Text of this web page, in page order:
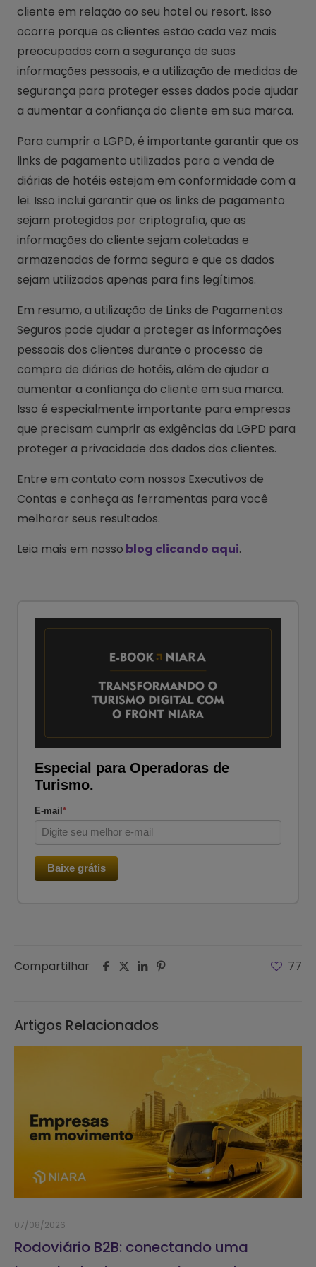
cliente em relação ao seu hotel ou resort. Isso
ocorre porque os clientes estão cada vez mais
preocupados com a segurança de suas
informações pessoais, e a utilização de medidas de
segurança para proteger esses dados pode ajudar
a aumentar a confiança do cliente em sua marca.
Para cumprir a LGPD, é importante garantir que os
links de pagamento utilizados para a venda de
diárias de hotéis estejam em conformidade com a
lei. Isso inclui garantir que os links de pagamento
sejam protegidos por criptografia, que as
informações do cliente sejam coletadas e
armazenadas de forma segura e que os dados
sejam utilizados apenas para fins legítimos.
Em resumo, a utilização de Links de Pagamentos
Seguros pode ajudar a proteger as informações
pessoais dos clientes durante o processo de
compra de diárias de hotéis, além de ajudar a
aumentar a confiança do cliente em sua marca.
Isso é especialmente importante para empresas
que precisam cumprir as exigências da LGPD para
proteger a privacidade dos dados dos clientes.
Entre em contato com nossos Executivos de
Contas e conheça as ferramentas para você
melhorar seus resultados.
Leia mais em nosso blog clicando aqui.
Especial para Operadoras de
Turismo.
E-mail*
Baixe grátis
Compartilhar 77
Artigos Relacionados
07/08/2026
Rodoviário B2B: conectando uma